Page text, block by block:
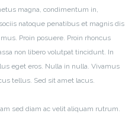
magna, condimentum in,
natoque penatibus et magnis dis
Proin posuere. Proin rhoncus
non libero volutpat tincidunt. In
eget eros. Nulla in nulla. Vivamus
tellus. Sed sit amet lacus.
sed diam ac velit aliquam rutrum.